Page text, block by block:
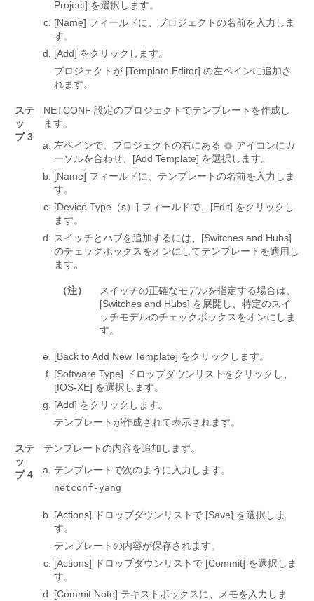
Project] を選択します。
[Name] フィールドに、プロジェクトの名前を入力しま
す。
[Add] をクリックします。
プロジェクトが [Template Editor] の左ペインに追加さ
れます。
ステ
ッ
プ 3
NETCONF 設定のプロジェクトでテンプレートを作成し
ます。
左ペインで、プロジェクトの右にある
アイコンにカ
ーソルを合わせ、[Add Template] を選択します。
[Name] フィールドに、テンプレートの名前を入力しま
す。
[Device Type（s）] フィールドで、[Edit] をクリックし
ます。
スイッチとハブを追加するには、[Switches and Hubs]
のチェックボックスをオンにしてテンプレートを適用し
ます。
（注）
スイッチの正確なモデルを指定する場合は、
[Switches and Hubs] を展開し、特定のスイ
ッチモデルのチェックボックスをオンにしま
す。
[Back to Add New Template] をクリックします。
[Software Type]
ドロップダウンリストをクリックし、
[IOS-XE] を選択します。
[Add] をクリックします。
テンプレートが作成されて表示されます。
ステ
ッ
プ 4
テンプレートの内容を追加します。
テンプレートで次のように入力します。
netconf-yang
[Actions] ドロップダウンリストで [Save] を選択しま
す。
テンプレートの内容が保存されます。
[Actions] ドロップダウンリストで [Commit] を選択しま
す。
[Commit Note] テキストボックスに、メモを入力しま